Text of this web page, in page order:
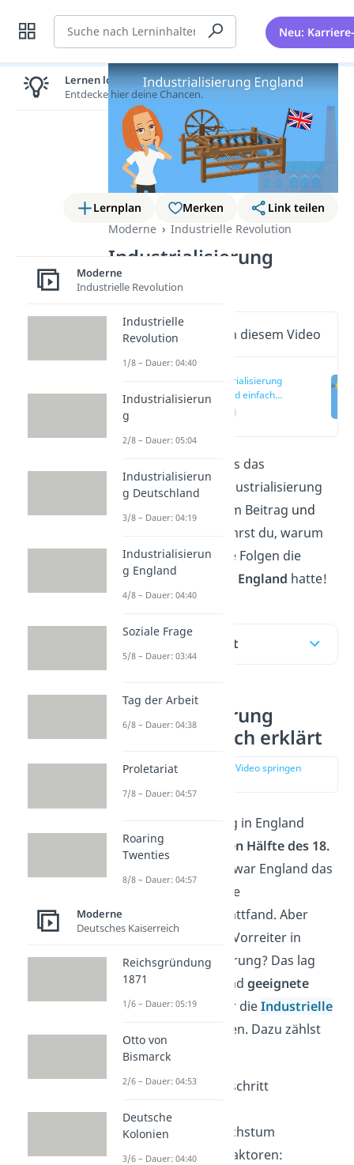
Suche Neu:
Lernplan Merken
Link teilen
Moderne
Industrielle Revolution
Industrialisierung
England
Wichtige Inhalte in diesem Video
Industrialisierung
England einfach
(00:17)
England kannst du als das
„Pionierland“ der Industrialisierung
bezeichnen. In diesem Beitrag und
erfährst du, warum
das so ist und welche Folgen die
Industrialisierung in England hatte!
Inhaltsübersicht
Industrialisierung
England einfach erklärt
zur Stelle im Video springen
Die Industrialisierung in England
begann in der
zweiten Hälfte des 18.
. Dabei war England das
erste Land, in dem die
Industrialisierung stattfand. Aber
warum war England Vorreiter in
Sachen Industrialisierung? Das lag
daran, dass in England geeignete
Voraussetzungen
für dieIndustrielle
herrschten. Dazu zählst
du vor allem:
Technischer Fortschritt
Agrarrevolution
Bevölkerungswachstum
Geographische Faktoren:
Lernen lohnt sich!
Entdecke hier deine Chancen.
Moderne
Industrielle Revolution
Industrielle
Revolution
1/8 – Dauer: 04:40
Industrialisierun
g
2/8 – Dauer: 05:04
Industrialisierun
g Deutschland
3/8 – Dauer: 04:19
Industrialisierun
g England
4/8 – Dauer: 04:40
Soziale Frage
5/8 – Dauer: 03:44
Tag der Arbeit
6/8 – Dauer: 04:38
Proletariat
7/8 – Dauer: 04:57
Roaring
Twenties
8/8 – Dauer: 04:57
Moderne
Deutsches Kaiserreich
Reichsgründung
1871
1/6 – Dauer: 05:19
Otto von
Bismarck
2/6 – Dauer: 04:53
Deutsche
Kolonien
3/6 – Dauer: 04:40